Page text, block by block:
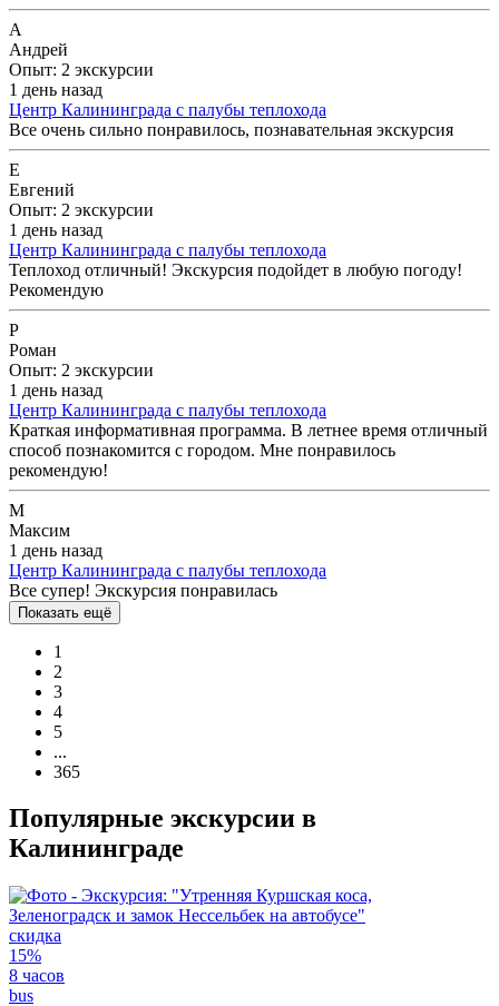
А
Андрей
Опыт: 2 экскурсии
1 день назад
Центр Калининграда с палубы теплохода
Все очень сильно понравилось, познавательная экскурсия
Е
Евгений
Опыт: 2 экскурсии
1 день назад
Центр Калининграда с палубы теплохода
Теплоход отличный! Экскурсия подойдет в любую погоду!
Рекомендую
Р
Роман
Опыт: 2 экскурсии
1 день назад
Центр Калининграда с палубы теплохода
Краткая информативная программа. В летнее время отличный
способ познакомится с городом. Мне понравилось
рекомендую!
М
Максим
1 день назад
Центр Калининграда с палубы теплохода
Все супер! Экскурсия понравилась
Показать ещё
1
2
3
4
5
...
365
Популярные экскурсии в
Калининграде
скидка
15%
8 часов
bus